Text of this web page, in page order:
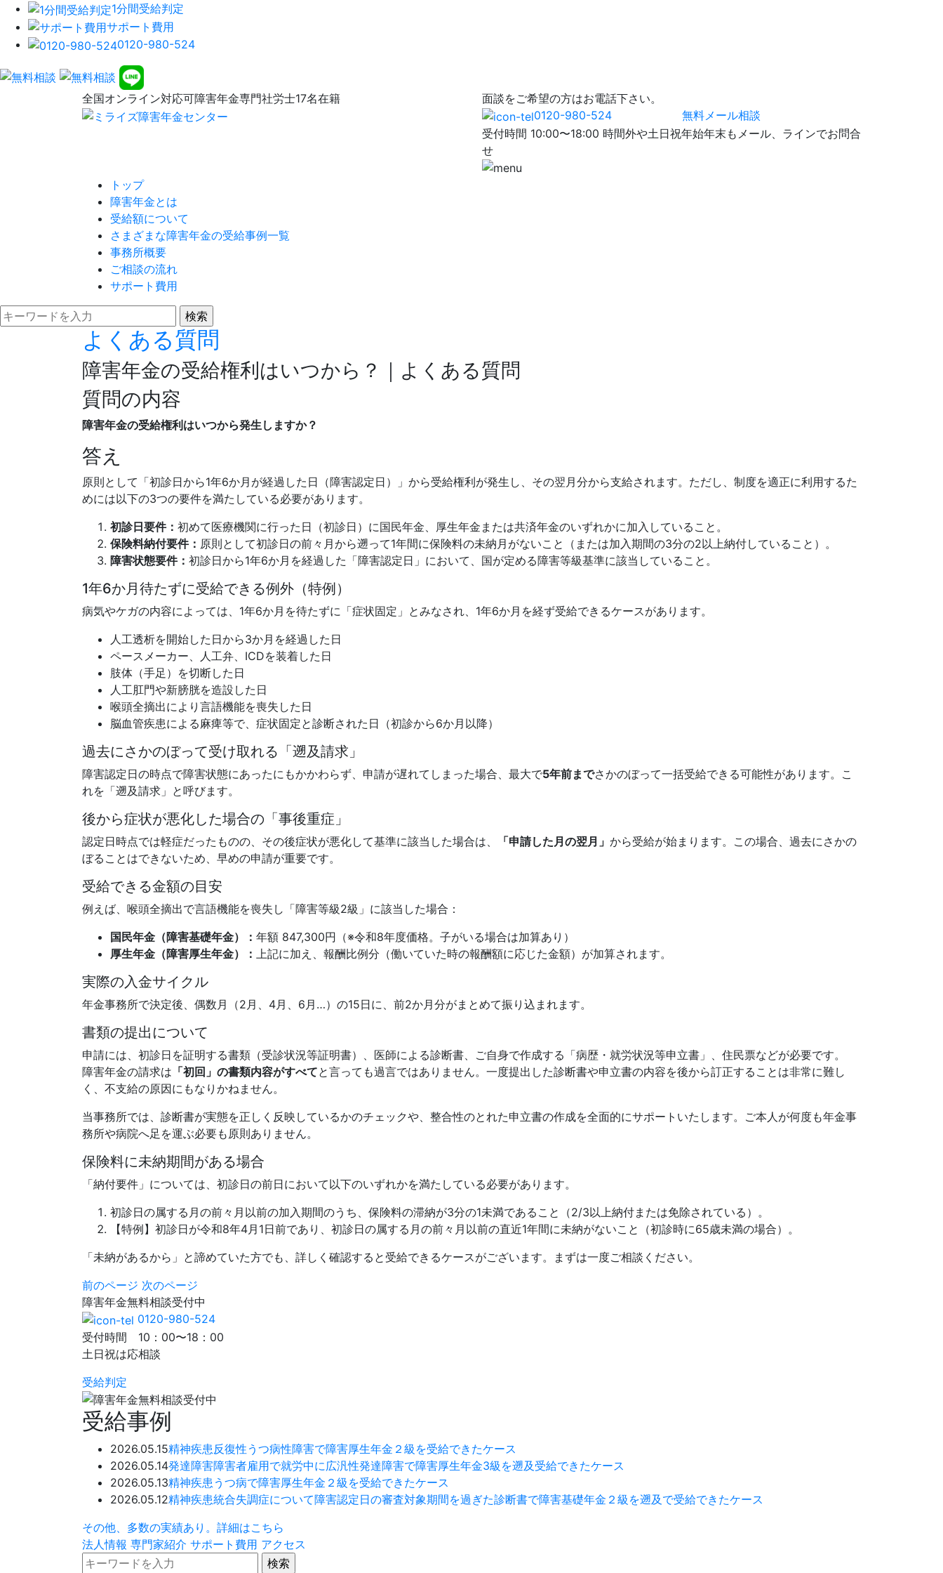
1分間受給判定
サポート費用
0120-980-524
全国オンライン対応可障害年金専門社労士17名在籍
面談をご希望の方はお電話下さい。
0120-980-524
無料メール相談
受付時間 10:00〜18:00 時間外や土日祝年始年末もメール、ラインでお問合
せ
トップ
障害年金とは
受給額について
さまざまな障害年金の受給事例一覧
事務所概要
ご相談の流れ
サポート費用
よくある質問
障害年金の受給権利はいつから？｜よくある質問
質問の内容
障害年金の受給権利はいつから発生しますか？
答え
原則として「初診日から1年6か月が経過した日（障害認定日）」から受給権利が発生し、その翌月分から支給されます。ただし、制度を適正に利用するた
めには以下の3つの要件を満たしている必要があります。
初診日要件： 初めて医療機関に行った日（初診日）に国民年金、厚生年金または共済年金のいずれかに加入していること。
保険料納付要件： 原則として初診日の前々月から遡って1年間に保険料の未納月がないこと（または加入期間の3分の2以上納付していること）。
障害状態要件： 初診日から1年6か月を経過した「障害認定日」において、国が定める障害等級基準に該当していること。
1年6か月待たずに受給できる例外（特例）
病気やケガの内容によっては、1年6か月を待たずに「症状固定」とみなされ、1年6か月を経ず受給できるケースがあります。
人工透析を開始した日から3か月を経過した日
ペースメーカー、人工弁、ICDを装着した日
肢体（手足）を切断した日
人工肛門や新膀胱を造設した日
喉頭全摘出により言語機能を喪失した日
脳血管疾患による麻痺等で、症状固定と診断された日（初診から6か月以降）
過去にさかのぼって受け取れる「遡及請求」
障害認定日の時点で障害状態にあったにもかかわらず、申請が遅れてしまった場合、最大で5年前までさかのぼって一括受給できる可能性があります。こ
れを「遡及請求」と呼びます。
後から症状が悪化した場合の「事後重症」
認定日時点では軽症だったものの、その後症状が悪化して基準に該当した場合は、 「申請した月の翌月」 から受給が始まります。この場合、過去にさかの
ぼることはできないため、早めの申請が重要です。
受給できる金額の目安
例えば、喉頭全摘出で言語機能を喪失し「障害等級2級」に該当した場合：
国民年金（障害基礎年金）： 年額 847,300円（※令和8年度価格。子がいる場合は加算あり）
厚生年金（障害厚生年金）： 上記に加え、報酬比例分（働いていた時の報酬額に応じた金額）が加算されます。
実際の入金サイクル
年金事務所で決定後、偶数月（2月、4月、6月…）の15日に、前2か月分がまとめて振り込まれます。
書類の提出について
申請には、初診日を証明する書類（受診状況等証明書）、医師による診断書、ご自身で作成する「病歴・就労状況等申立書」、住民票などが必要です。
障害年金の請求は 「初回」の書類内容がすべてと言っても過言ではありません。一度提出した診断書や申立書の内容を後から訂正することは非常に難し
く、不支給の原因にもなりかねません。
当事務所では、診断書が実態を正しく反映しているかのチェックや、整合性のとれた申立書の作成を全面的にサポートいたします。ご本人が何度も年金事
務所や病院へ足を運ぶ必要も原則ありません。
保険料に未納期間がある場合
「納付要件」については、初診日の前日において以下のいずれかを満たしている必要があります。
初診日の属する月の前々月以前の加入期間のうち、保険料の滞納が3分の1未満であること（2/3以上納付または免除されている）。
【特例】初診日が令和8年4月1日前であり、初診日の属する月の前々月以前の直近1年間に未納がないこと（初診時に65歳未満の場合）。
「未納があるから」と諦めていた方でも、詳しく確認すると受給できるケースがございます。まずは一度ご相談ください。
前のページ 次のページ
障害年金無料相談受付中
0120-980-524
受付時間 10：00〜18：00
土日祝は応相談
受給判定
受給事例
2026.05.15精神疾患反復性うつ病性障害で障害厚生年金２級を受給できたケース
2026.05.14発達障害障害者雇用で就労中に広汎性発達障害で障害厚生年金3級を遡及受給できたケース
2026.05.13精神疾患 うつ病で障害厚生年金２級を受給できたケース
2026.05.12精神疾患統合失調症について障害認定日の審査対象期間を過ぎた診断書で障害基礎年金２級を遡及で受給できたケース
その他、多数の実績あり。詳細はこちら
法人情報 専門家紹介 サポート費用 アクセス